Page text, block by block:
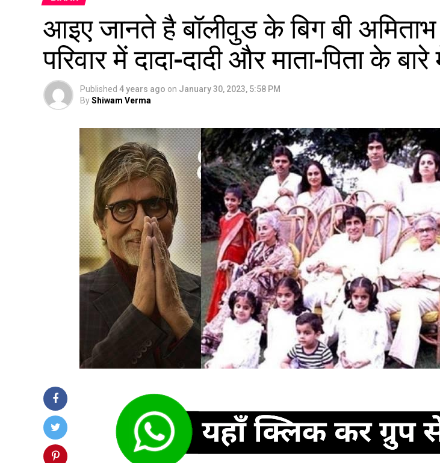
आइए जानते है बॉलीवुड के बिग बी
परिवार में दादा-दादी और माता-पिता के
Published 4 years ago on January 30, 2023, 5:58 PM
ByShiwam Verma